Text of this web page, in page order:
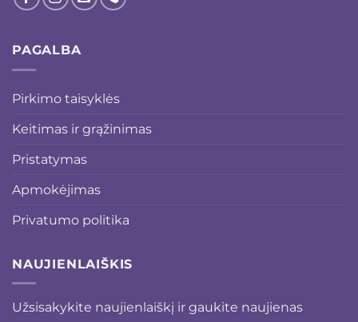
PAGALBA
Pirkimo taisyklės
Keitimas ir grąžinimas
Pristatymas
Apmokėjimas
Privatumo politika
NAUJIENLAIŠKIS
Užsisakykite naujienlaiškį ir gaukite naujienas